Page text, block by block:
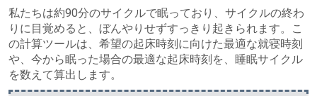
私たちは約90分のサイクルで眠っており、サイクルの終わ
りに目覚めると、ぼんやりせずすっきり起きられます。こ
の計算ツールは、希望の起床時刻に向けた最適な就寝時刻
や、今から眠った場合の最適な起床時刻を、睡眠サイクル
を数えて算出します。